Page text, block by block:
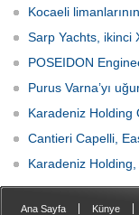
Kocaeli
Sarp Yachts, ikinci
POSEIDON
Purus Varna’yı
Karadeniz Holding
Cantieri Capelli,
Karadeniz
Ana Sayfa Künye